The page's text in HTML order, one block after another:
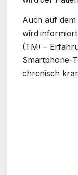
Auch auf dem
wird
(TM) –
Smartphone-
chronisch